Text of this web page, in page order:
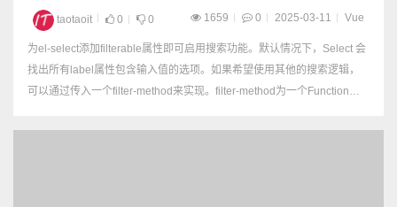
taotaoit 0 0 1659 0 2025-03-11 Vue
为el-select添加filterable属性即可启用搜索功能。默认情况下，Select 会
找出所有label属性包含输入值的选项。如果希望使用其他的搜索逻辑，
可以通过传入一个filter-method来实现。filter-method为一个Function，